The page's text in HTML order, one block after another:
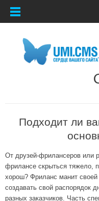
Подходит ли
От друзей-фрилансеров или
фрилансе скрыться тяжело,
хорош? Фриланс манит
создавать свой распорядок
разных заказчиков. Часть